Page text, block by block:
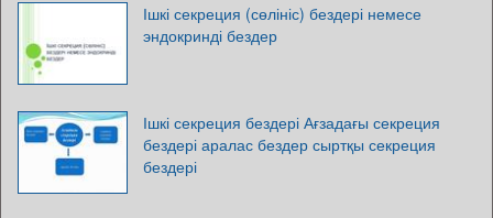
Ішкі секреция (сөлініс) бездері немесе
эндокринді бездер
Ішкі секреция бездері Ағзадағы секреция
бездері аралас бездер сыртқы секреция
бездері